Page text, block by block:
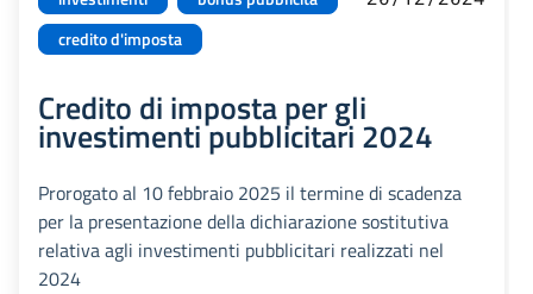
credito d'imposta
Credito di imposta per gli
investimenti pubblicitari 2024
Prorogato al 10 febbraio 2025 il termine di scadenza
per la presentazione della dichiarazione sostitutiva
relativa agli investimenti pubblicitari realizzati nel
2024